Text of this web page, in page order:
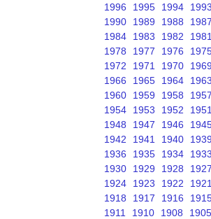
1996
1995 1994 1993
1990
1989 1988 1987
1984
1983 1982 1981
1978
1977 1976
1972
1971 1970 1969
1966
1965 1964 1963
1960
1959 1958 1957
1954
1953 1952 1951
1948
1947 1946
1942
1941 1940 1939
1936
1935 1934 1933
1930
1929 1928 1927
1924
1923 1922 1921
1918
1917 1916
1911
1910 1908 1905